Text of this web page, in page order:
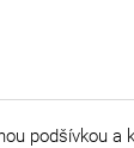
podšívkou